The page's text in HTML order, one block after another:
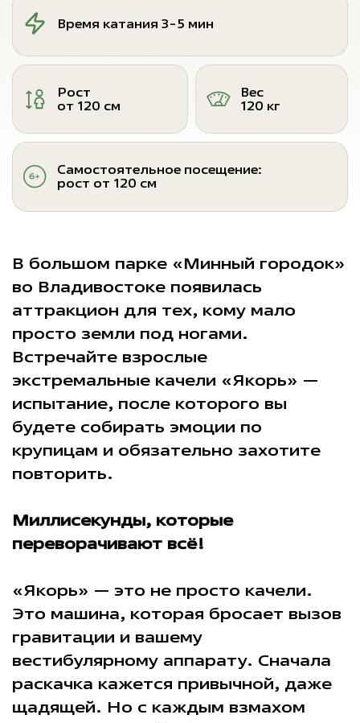
В большом парке «Минный городок»
во Владивостоке появилась
аттракцион для тех, кому мало
просто земли под ногами.
Встречайте взрослые
экстремальные качели «Якорь» —
испытание, после которого вы
будете собирать эмоции по
крупицам и обязательно захотите
повторить.
Миллисекунды, которые
переворачивают всё!
«Якорь» — это не просто качели.
Это машина, которая бросает вызов
гравитации и вашему
вестибулярному аппарату. Сначала
раскачка кажется привычной, даже
щадящей. Но с каждым взмахом
Время катания 3-5 мин
Рост
от 120 см
Вес
120 кг
Самостоятельное посещение:
рост от 120 см